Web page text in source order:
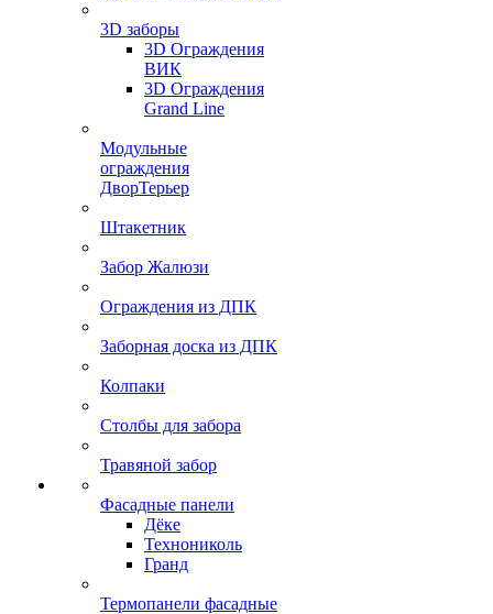
3D заборы
3D Ограждения
ВИК
3D Ограждения
Grand Line
Модульные
ограждения
ДворТерьер
Штакетник
Забор Жалюзи
Ограждения из ДПК
Заборная доска из ДПК
Колпаки
Столбы для забора
Травяной забор
Фасадные панели
Дёке
Технониколь
Гранд
Термопанели фасадные